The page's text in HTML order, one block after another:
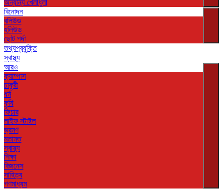
অন্যান্য খেলাধুলা
বিনোদন
বলিউড
হলিউড
ছোট পর্দা
তথ্যপ্রযুক্তি
স্বাস্থ্য
আরও
ক্যাম্পাস
চাকুরী
ধর্ম
কৃষি
ফিচার
লাইফ স্টাইল
ভ্রমণ
মতামত
স্বাস্থ্য
শিক্ষা
বিজনেস
সাহিত্য
গণমাধ্যম